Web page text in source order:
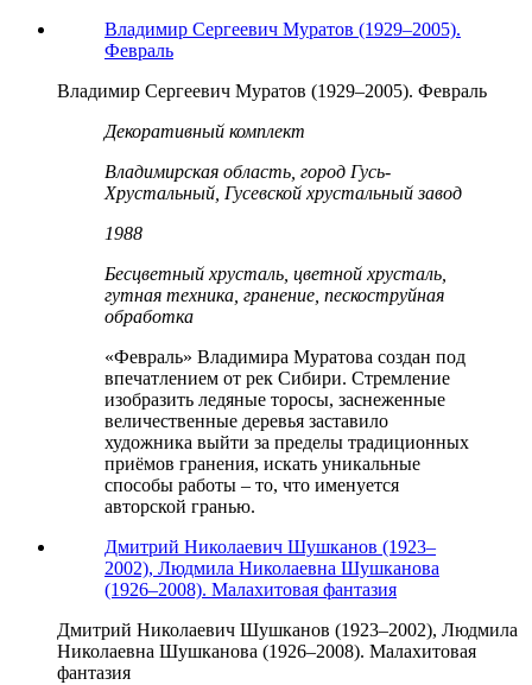
Владимир Сергеевич Муратов (1929–2005).
Февраль
Владимир Сергеевич Муратов (1929–2005). Февраль
Декоративный комплект
Владимирская область, город Гусь-
Хрустальный, Гусевской хрустальный завод
1988
Бесцветный хрусталь, цветной хрусталь,
гутная техника, гранение, пескоструйная
обработка
«Февраль» Владимира Муратова создан под
впечатлением от рек Сибири. Стремление
изобразить ледяные торосы, заснеженные
величественные деревья заставило
художника выйти за пределы традиционных
приёмов гранения, искать уникальные
способы работы – то, что именуется
авторской гранью.
Дмитрий Николаевич Шушканов (1923–
2002), Людмила Николаевна Шушканова
(1926–2008). Малахитовая фантазия
Дмитрий Николаевич Шушканов (1923–2002), Людмила
Николаевна Шушканова (1926–2008). Малахитовая
фантазия